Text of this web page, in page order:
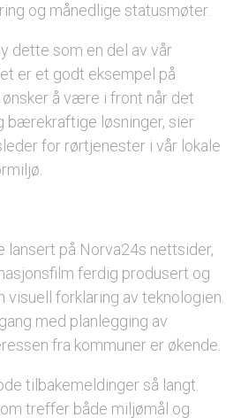
og månedlige statusmøter.
dette som en del av vår
er et godt eksempel på
å være i front når det
bærekraftige løsninger, sier
for rørtjenester i vår lokale
lansert på Norva24s nettsider,
ferdig produsert og
visuell forklaring av teknologien.
med planlegging av
fra kommuner er økende.
tilbakemeldinger så langt.
treffer både miljømål og